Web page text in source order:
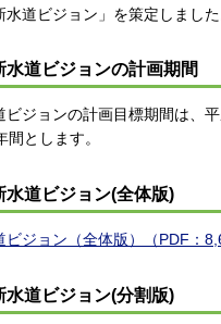
道ビジョン」を策定しました
水道ビジョンの計画期間
ビジョンの計画目標期間は、
とします。
水道ビジョン(全体版)
ジョン（全体版）（PDF：
水道ビジョン(分割版)